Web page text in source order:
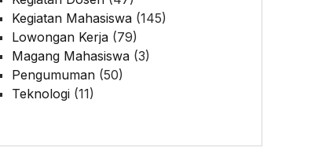
Kegiatan Mahasiswa (145)
Lowongan Kerja (79)
Magang Mahasiswa (3)
Pengumuman (50)
Teknologi (11)